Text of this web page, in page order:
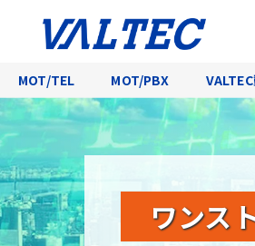
MOT/TEL MOT/PBX
ワンス